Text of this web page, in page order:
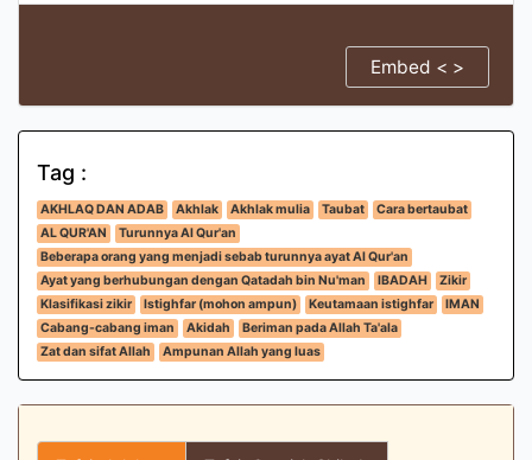
Embed < >
Tag :
AKHLAQ DAN ADAB Akhlak Akhlak mulia Taubat
Cara bertaubat
AL QUR'AN
Turunnya Al Qur'an
Beberapa orang yang menjadi sebab turunnya ayat Al Qur'an
Ayat yang berhubungan dengan Qatadah bin Nu'man
IBADAH
Zikir
Klasifikasi zikir
Istighfar (mohon ampun) Keutamaan istighfar
IMAN
Cabang-cabang iman
Akidah
Beriman pada Allah Ta'ala
Zat dan sifat Allah
Ampunan Allah yang luas